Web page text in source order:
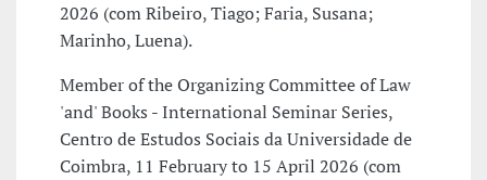
2026 (com Ribeiro, Tiago; Faria, Susana;
Marinho, Luena).
Member of the Organizing Committee of Law
'and' Books - International Seminar Series,
Centro de Estudos Sociais da Universidade de
Coimbra, 11 February to 15 April 2026 (com